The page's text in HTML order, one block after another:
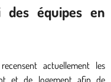
des équipes en
actuellement les
et de logement afin de